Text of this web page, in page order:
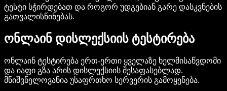
ტესტი სჭირდებათ და როგორ უდგებიან გარე დასკვნების
გათვალისწინებას.
ონლაინ დისლექსიის ტესტირება
ონლაინ ტესტირება ერთ-ერთი ყველაზე ხელმისაწვდომი
და იაფი გზა არის დისლექსიის შესაფასებლად.
მნიშვნელოვანია უსაფრთხო სერვერის გამოყენება.